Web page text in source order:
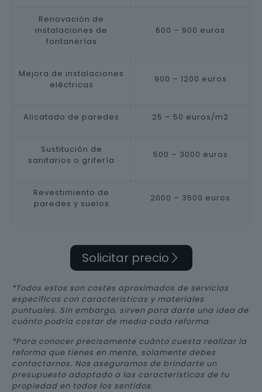
Renovación de
instalaciones de
fontanerías
600 – 900 euros
Mejora de instalaciones
eléctricas
900 – 1200 euros
Alicatado de paredes 25 – 50 euros/m2
Sustitución de
sanitarios o grifería
500 – 3000 euros
Revestimiento de
paredes y suelos
2000 – 3500 euros
Solicitar precio
*Todos estos son costes aproximados de servicios
específicos con características y materiales
puntuales. Sin embargo, sirven para darte una idea de
cuánto podría costar de media cada reforma.
*Para conocer precisamente cuánto cuesta realizar la
reforma que tienes en mente, solamente debes
contactarnos. Nos aseguramos de brindarte un
presupuesto adaptado a las características de tu
propiedad en todos los sentidos.